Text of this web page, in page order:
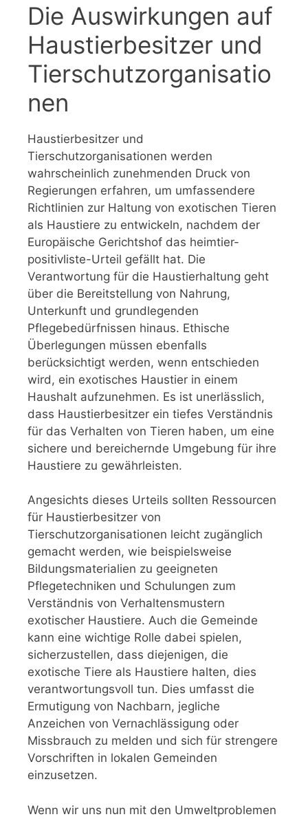
Die Auswirkungen auf
Haustierbesitzer und
Tierschutzorganisatio
nen
Haustierbesitzer und
Tierschutzorganisationen werden
wahrscheinlich zunehmenden Druck von
Regierungen erfahren, um umfassendere
Richtlinien zur Haltung von exotischen Tieren
als Haustiere zu entwickeln, nachdem der
Europäische Gerichtshof das heimtier-
positivliste-Urteil gefällt hat. Die
Verantwortung für die Haustierhaltung geht
über die Bereitstellung von Nahrung,
Unterkunft und grundlegenden
Pflegebedürfnissen hinaus. Ethische
Überlegungen müssen ebenfalls
berücksichtigt werden, wenn entschieden
wird, ein exotisches Haustier in einem
Haushalt aufzunehmen. Es ist unerlässlich,
dass Haustierbesitzer ein tiefes Verständnis
für das Verhalten von Tieren haben, um eine
sichere und bereichernde Umgebung für ihre
Haustiere zu gewährleisten.
Angesichts dieses Urteils sollten Ressourcen
für Haustierbesitzer von
Tierschutzorganisationen leicht zugänglich
gemacht werden, wie beispielsweise
Bildungsmaterialien zu geeigneten
Pflegetechniken und Schulungen zum
Verständnis von Verhaltensmustern
exotischer Haustiere. Auch die Gemeinde
kann eine wichtige Rolle dabei spielen,
sicherzustellen, dass diejenigen, die
exotische Tiere als Haustiere halten, dies
verantwortungsvoll tun. Dies umfasst die
Ermutigung von Nachbarn, jegliche
Anzeichen von Vernachlässigung oder
Missbrauch zu melden und sich für strengere
Vorschriften in lokalen Gemeinden
einzusetzen.
Wenn wir uns nun mit den Umweltproblemen